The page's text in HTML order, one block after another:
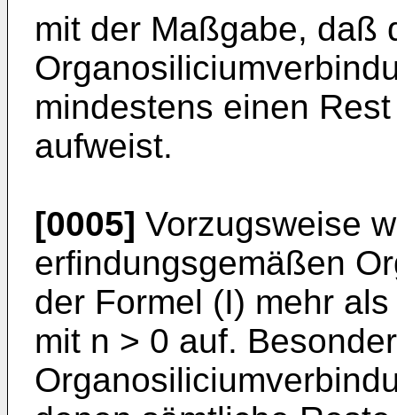
mit der Maßgabe, daß
mindestens einen
aufweist.
[0005] Vorzugsweise
erfindungsgemäßen
der Formel (I) mehr
mit n > 0 auf.